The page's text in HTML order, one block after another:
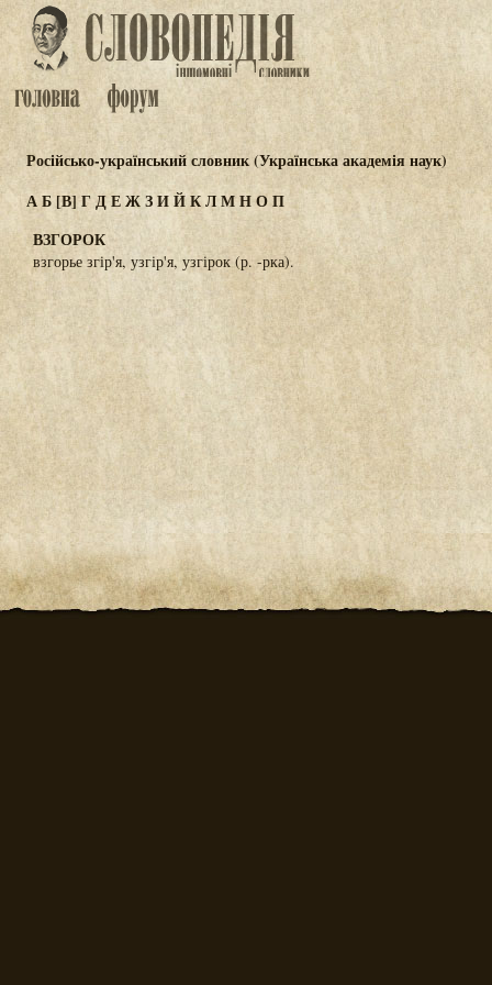
Російсько-український словник (Українська академія наук)
АБ [В] ГДЕЖЗИЙКЛМНОП
ВЗГОРОК
взгорье згір'я, узгір'я, узгірок (р. -рка).